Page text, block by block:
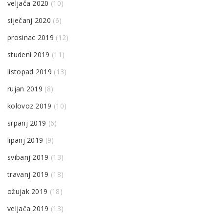
veljača 2020 (10)
siječanj 2020 (6)
prosinac 2019 (12)
studeni 2019 (11)
listopad 2019 (13)
rujan 2019 (8)
kolovoz 2019 (10)
srpanj 2019 (6)
lipanj 2019 (9)
svibanj 2019 (13)
travanj 2019 (18)
ožujak 2019 (18)
veljača 2019 (13)